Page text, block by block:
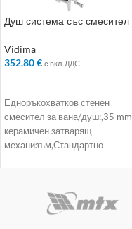
Душ система със смесител
Колекция: SevaL
Vidima
352.80€ с вкл. ДДС
Едноръкохватков стенен
смесител за вана/душ:,35 mm
керамичен затварящ
механизъм,Стандартно
между отделните